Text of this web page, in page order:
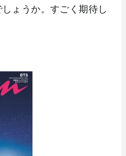
ょうか。すごく期待し